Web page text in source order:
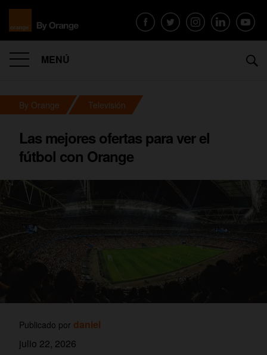
MENÚ
By Orange Televisión
Las mejores ofertas para ver el
fútbol con Orange
Publicado por daniel
julio 22, 2026